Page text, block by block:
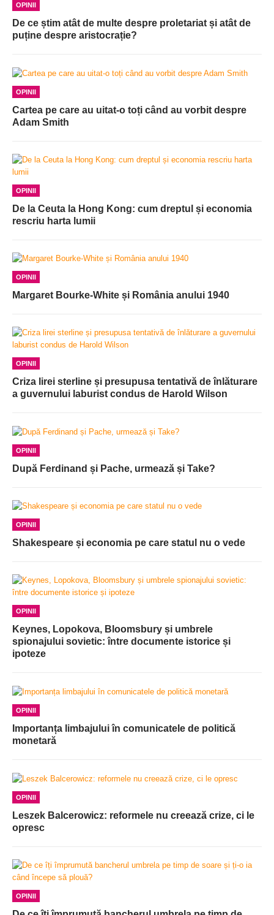
OPINII
De ce știm atât de multe despre proletariat și atât de
puține despre aristocrație?
OPINII
Cartea pe care au uitat-o toți când au vorbit despre
Adam Smith
OPINII
De la Ceuta la Hong Kong: cum dreptul și economia
rescriu harta lumii
OPINII
Margaret Bourke-White și România anului 1940
OPINII
Criza lirei sterline și presupusa tentativă de înlăturare
a guvernului laburist condus de Harold Wilson
OPINII
După Ferdinand și Pache, urmează și Take?
OPINII
Shakespeare și economia pe care statul nu o vede
OPINII
Keynes, Lopokova, Bloomsbury și umbrele
spionajului sovietic: între documente istorice și
ipoteze
OPINII
Importanța limbajului în comunicatele de politică
monetară
OPINII
Leszek Balcerowicz: reformele nu creează crize, ci le
opresc
OPINII